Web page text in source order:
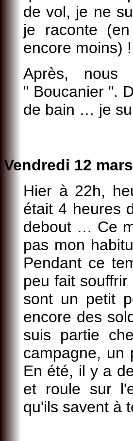
de vol, je ne
je raconte
encore moins)
Après, nous
" Boucanier ".
de bain … je
Vendredi 12 mars
Hier à 22h,
était 4 heures
debout … Ce
pas mon
Pendant ce
peu fait
sont un petit
encore des
suis partie
campagne, un
En été, il y a
et roule sur
qu'ils savent à